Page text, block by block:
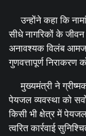
उन्होंने कहा कि
सीधे नागरिकों के
अनावश्यक विलंब
गुणवत्तापूर्ण निराकरण
मुख्यमंत्री ने
पेयजल व्यवस्था को
किसी भी क्षेत्र में
त्वरित कार्रवाई